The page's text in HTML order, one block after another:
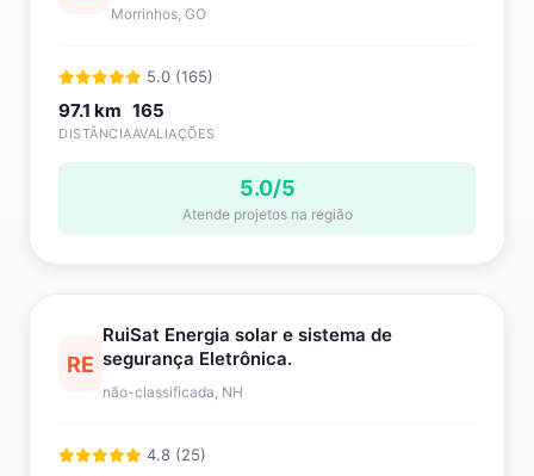
Morrinhos, GO
5.0 (165)
97.1 km
DISTÂNCIA
165
AVALIAÇÕES
5.0/5
Atende projetos na região
RE
RuiSat Energia solar e sistema de
segurança Eletrônica.
não-classificada, NH
4.8 (25)